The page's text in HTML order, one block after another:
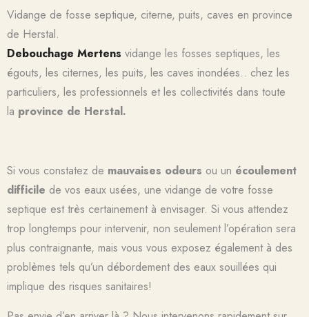
Vidange de fosse septique, citerne, puits, caves en province
de Herstal.
Debouchage Mertens vidange les fosses septiques, les
égouts, les citernes, les puits, les caves inondées.. chez les
particuliers, les professionnels et les collectivités dans toute
la province de Herstal.
Si vous constatez de mauvaises odeurs ou un écoulement
difficile de vos eaux usées, une vidange de votre fosse
septique est très certainement à envisager. Si vous attendez
trop longtemps pour intervenir, non seulement l’opération sera
plus contraignante, mais vous vous exposez également à des
problèmes tels qu’un débordement des eaux souillées qui
implique des risques sanitaires!